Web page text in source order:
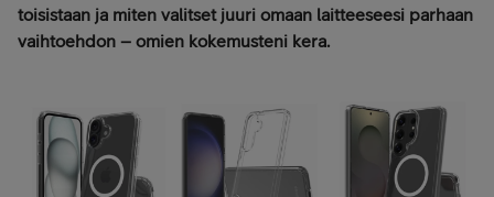
toisistaan ja miten valitset juuri omaan laitteeseesi parhaan
vaihtoehdon – omien kokemusteni kera.